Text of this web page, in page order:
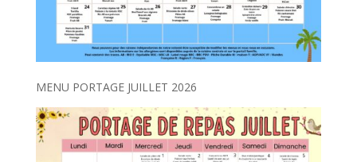
MENU PORTAGE JUILLET 2026